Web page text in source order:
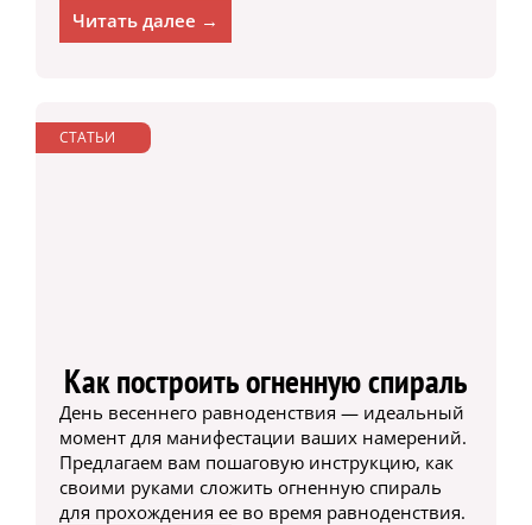
Читать далее →
СТАТЬИ
Как построить огненную спираль
День весеннего равноденствия — идеальный
момент для манифестации ваших намерений.
Предлагаем вам пошаговую инструкцию, как
своими руками сложить огненную спираль
для прохождения ее во время равноденствия.